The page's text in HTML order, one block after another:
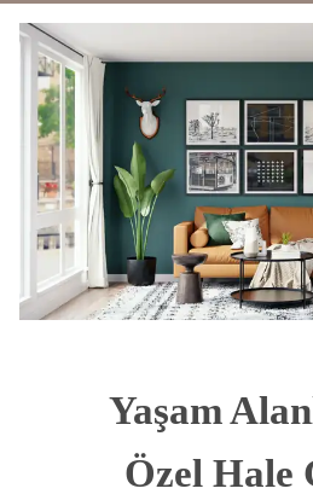
Yaşam
Özel Hale